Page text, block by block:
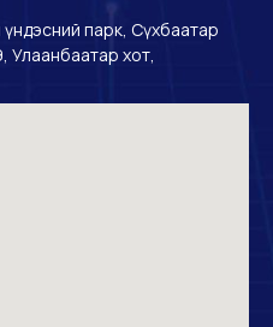
парк, Сүхбаатар
Улаанбаатар хот,